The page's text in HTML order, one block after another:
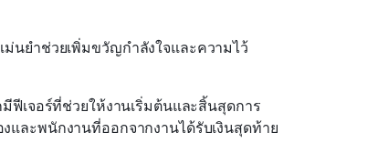
ม่นยำช่วยเพิ่มขวัญกำลังใจและความไว้
ฟีเจอร์ที่ช่วยให้งานเริ่มต้นและสิ้นสุดการ
และพนักงานที่ออกจากงานได้รับเงินสุดท้าย